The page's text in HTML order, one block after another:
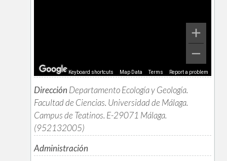
Keyboard shortcuts Map Data Terms Report a problem
Dirección Departamento Ecología y Geología.
Facultad de Ciencias. Universidad de Málaga.
Campus de Teatinos. E-29071 Málaga.
(952132005)
Administración